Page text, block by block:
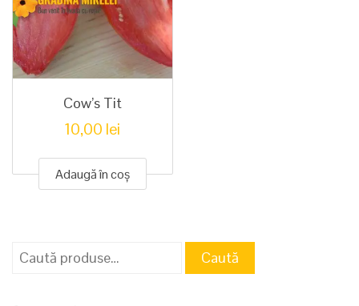
Cow’s Tit
10,00 lei
Adaugă în coș
Caută
Caută